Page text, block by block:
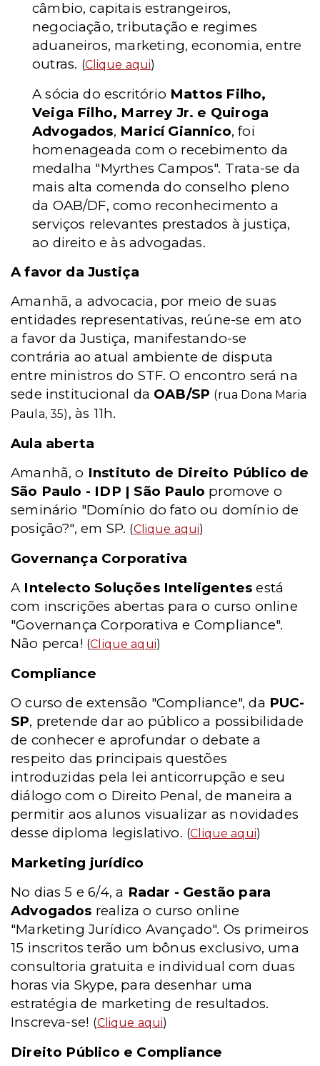
câmbio, capitais estrangeiros,
negociação, tributação e regimes
aduaneiros, marketing, economia, entre
outras. (Clique aqui)
A sócia do escritório Mattos Filho,
Veiga Filho, Marrey Jr. e Quiroga
Advogados, Maricí Giannico, foi
homenageada com o recebimento da
medalha "Myrthes Campos". Trata-se da
mais alta comenda do conselho pleno
da OAB/DF, como reconhecimento a
serviços relevantes prestados à justiça,
ao direito e às advogadas.
A favor da Justiça
Amanhã, a advocacia, por meio de suas
entidades representativas, reúne-se em ato
a favor da Justiça, manifestando-se
contrária ao atual ambiente de disputa
entre ministros do STF. O encontro será na
sede institucional da OAB/SP (rua Dona Maria
Paula, 35) , às 11h.
Aula aberta
Amanhã, o Instituto de Direito Público de
São Paulo - IDP | São Paulo promove o
seminário "Domínio do fato ou domínio de
posição?", em SP. (Clique aqui)
Governança Corporativa
A Intelecto Soluções Inteligentes está
com inscrições abertas para o curso online
"Governança Corporativa e Compliance".
Não perca! (Clique aqui)
Compliance
O curso de extensão "Compliance", da PUC-
SP, pretende dar ao público a possibilidade
de conhecer e aprofundar o debate a
respeito das principais questões
introduzidas pela lei anticorrupção e seu
diálogo com o Direito Penal, de maneira a
permitir aos alunos visualizar as novidades
desse diploma legislativo. (Clique aqui)
Marketing jurídico
No dias 5 e 6/4, a Radar - Gestão para
Advogados realiza o curso online
"Marketing Jurídico Avançado". Os primeiros
15 inscritos terão um bônus exclusivo, uma
consultoria gratuita e individual com duas
horas via Skype, para desenhar uma
estratégia de marketing de resultados.
Inscreva-se! (Clique aqui)
Direito Público e Compliance